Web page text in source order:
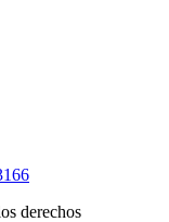
derechos